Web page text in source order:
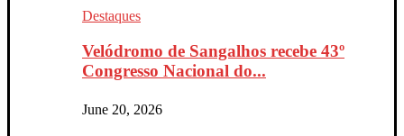
Destaques
Velódromo de Sangalhos recebe 43º
Congresso Nacional do...
June 20, 2026